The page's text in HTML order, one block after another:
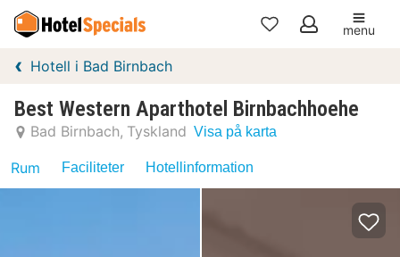
Mina
menu
Hotell i Bad Birnbach
Best Western Aparthotel Birnbachhoehe
Bad Birnbach Tyskland Visa på karta
Rum Faciliteter Hotellinformation